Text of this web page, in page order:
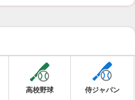
高校野球 侍ジャパン